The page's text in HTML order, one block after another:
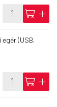
cart add
(USB,
cart add